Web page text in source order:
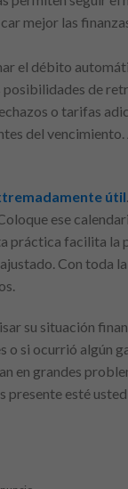
mejor las
el débito
de
o tarifas
del
útil
ese
práctica facilita la
Con toda
su situación
o si ocurrió algún
en grandes
esté